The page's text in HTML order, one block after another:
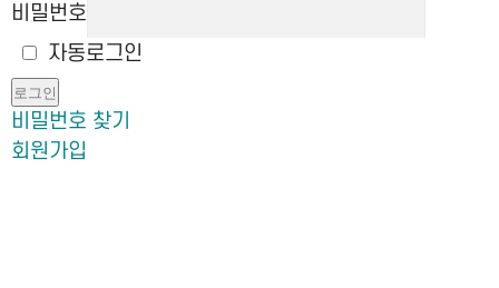
비밀번호
자동로그인
로그인
비밀번호 찾기
회원가입